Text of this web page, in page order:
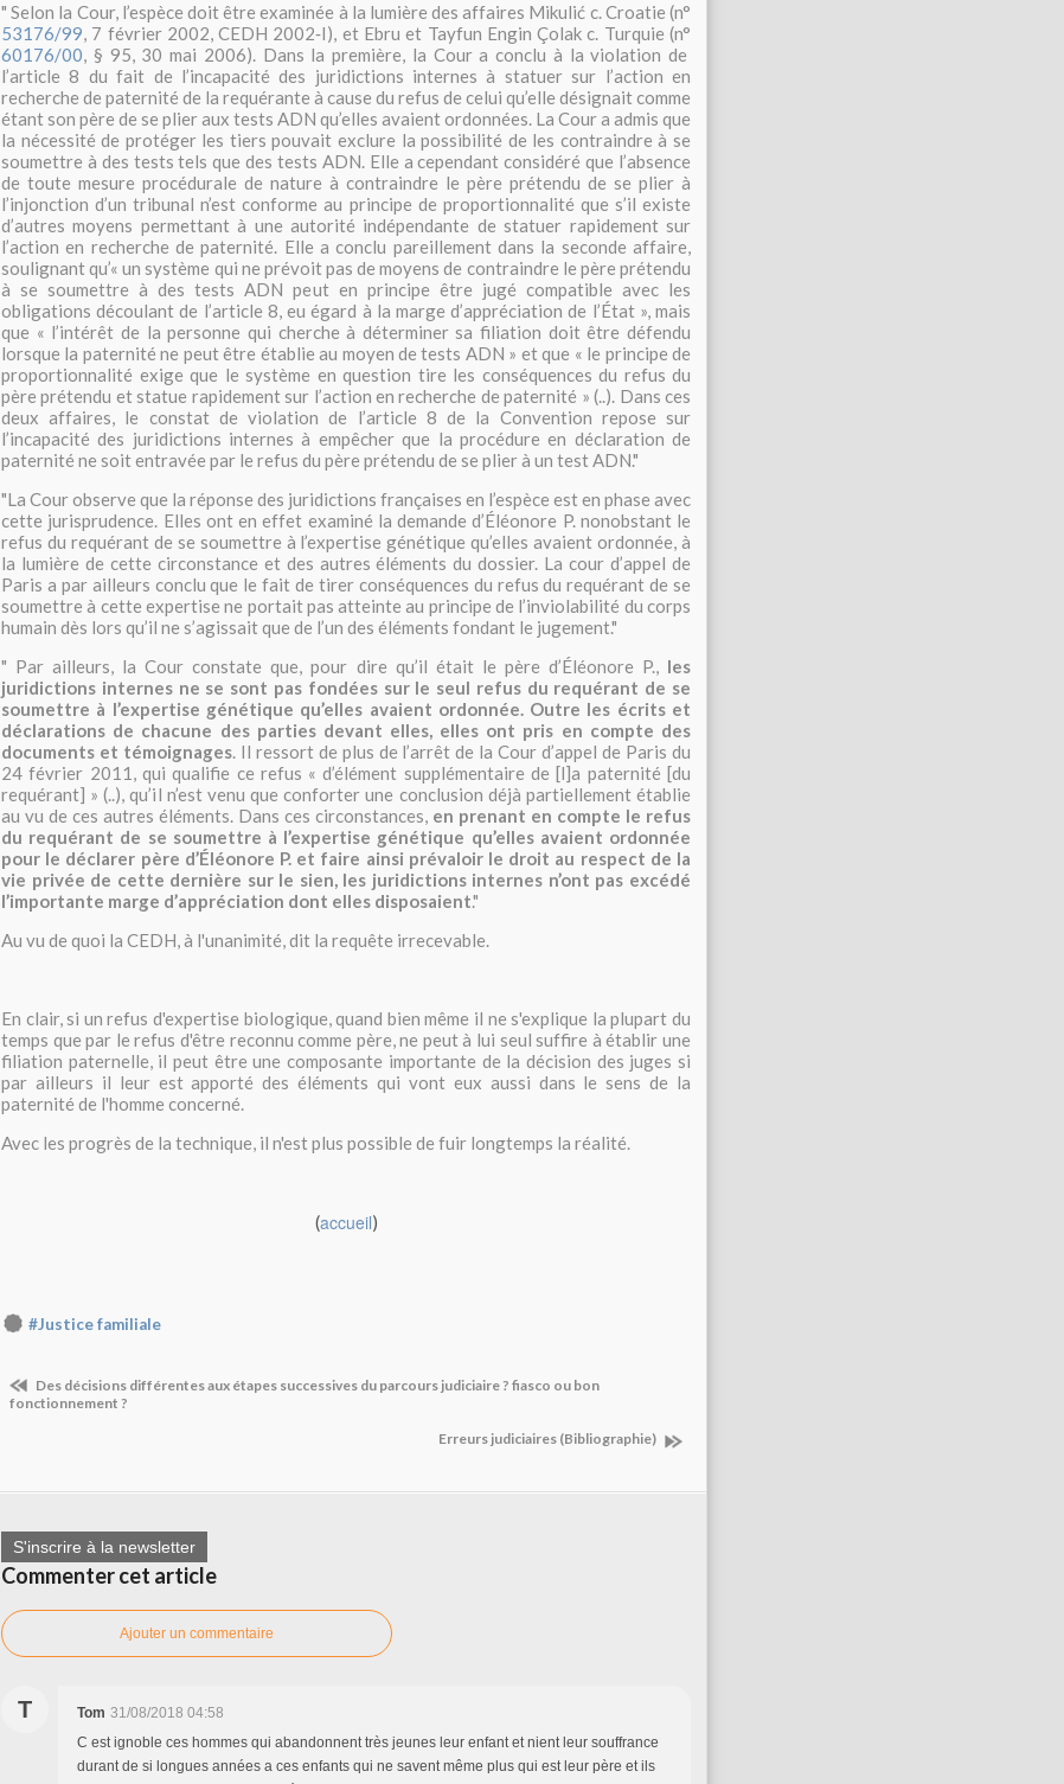
" Selon la Cour, l’espèce doit être examinée à la lumière des affaires Mikulić c. Croatie (n°
53176/99, 7 février 2002, CEDH 2002‑I), et Ebru et Tayfun Engin Çolak c. Turquie (n°
60176/00, § 95, 30 mai 2006). Dans la première, la Cour a conclu à la violation de
l’article 8 du fait de l’incapacité des juridictions internes à statuer sur l’action en
recherche de paternité de la requérante à cause du refus de celui qu’elle désignait comme
étant son père de se plier aux tests ADN qu’elles avaient ordonnées. La Cour a admis que
la nécessité de protéger les tiers pouvait exclure la possibilité de les contraindre à se
soumettre à des tests tels que des tests ADN. Elle a cependant considéré que l’absence
de toute mesure procédurale de nature à contraindre le père prétendu de se plier à
l’injonction d’un tribunal n’est conforme au principe de proportionnalité que s’il existe
d’autres moyens permettant à une autorité indépendante de statuer rapidement sur
l’action en recherche de paternité. Elle a conclu pareillement dans la seconde affaire,
soulignant qu’« unsystème qui ne prévoit pas de moyens de contraindre le père prétendu
à se soumettre à des tests ADN peut en principe être jugé compatible avec les
obligations découlant de l’article 8, eu égard à la marge d’appréciation de l’État », mais
que « l’intérêt de la personne qui cherche à déterminer sa filiation doit être défendu
lorsque la paternité ne peut être établie au moyen de tests ADN » et que « le principe de
proportionnalité exige que le système en question tire les conséquences du refus du
père prétendu et statue rapidement sur l’action en recherche de paternité » (..). Dans ces
deux affaires, le constat de violation de l’article 8 de la Convention repose sur
l’incapacité des juridictions internes à empêcher que la procédure en déclaration de
paternité ne soit entravée par le refus du père prétendu de se plier à un test ADN."
"La Cour observe que la réponse des juridictions françaises en l’espèce est en phase avec
cette jurisprudence. Elles ont en effet examiné la demande d’Éléonore P. nonobstant le
refus du requérant de se soumettre à l’expertise génétique qu’elles avaient ordonnée, à
la lumière de cette circonstance et des autres éléments du dossier. La cour d’appel de
Paris a par ailleurs conclu que le fait de tirer conséquences du refus du requérant de se
soumettre à cette expertise ne portait pas atteinte au principe de l’inviolabilité du corps
humain dès lors qu’il ne s’agissait que de l’un des éléments fondant le jugement."
" Par ailleurs, la Cour constate que, pour dire qu’il était le père d’Éléonore P., les
juridictions internes ne se sont pas fondées sur le seul refus du requérant de se
soumettre à l’expertise génétique qu’elles avaient ordonnée. Outre les écrits et
déclarations de chacune des parties devant elles, elles ont pris en compte des
documents et témoignages. Il ressort de plus de l’arrêt de la Cour d’appel de Paris du
24 février 2011, qui qualifie ce refus « d’élément supplémentaire de [l]a paternité [du
requérant] » (..), qu’il n’est venu que conforter une conclusion déjà partiellement établie
au vu de ces autres éléments. Dans ces circonstances, en prenant en compte le refus
du requérant de se soumettre à l’expertise génétique qu’elles avaient ordonnée
pour le déclarer père d’Éléonore P. et faire ainsi prévaloir le droit au respect de la
vie privée de cette dernière sur le sien, les juridictions internes n’ont pas excédé
l’importante marge d’appréciation dont elles disposaient"
Au vu de quoi la CEDH, à l'unanimité, dit la requête irrecevable.
En clair, si un refus d'expertise biologique, quand bien même il ne s'explique la plupart du
temps que par le refus d'être reconnu comme père, ne peut à lui seul suffire à établir une
filiation paternelle, il peut être une composante importante de la décision des juges si
par ailleurs il leur est apporté des éléments qui vont eux aussi dans le sens de la
paternité de l'homme concerné.
Avec les progrès de la technique, il n'est plus possible de fuir longtemps la réalité.
(accueil)
#Justice familiale
Des décisions différentes aux étapes successives du parcours judiciaire ? fiasco ou bon
fonctionnement ?
Erreurs judiciaires (Bibliographie)
S'inscrire à la newsletter
Commenter cet article
Ajouter un commentaire
T Tom 31/08/2018 04:58
C est ignoble ces hommes qui abandonnent très jeunes leur enfant et nient leur souffrance
durant de si longues années a ces enfants qui ne savent même plus qui est leur père et ils